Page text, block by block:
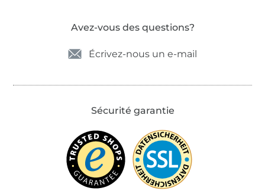
Avez-vous des questions?
Écrivez-nous un e-mail
Sécurité garantie